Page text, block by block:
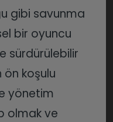
gibi savunma
bir oyuncu
sürdürülebilir
ön koşulu
yönetim
olmak ve